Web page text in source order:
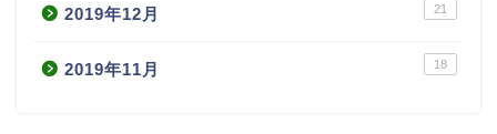
2019年12月 21
2019年11月 18